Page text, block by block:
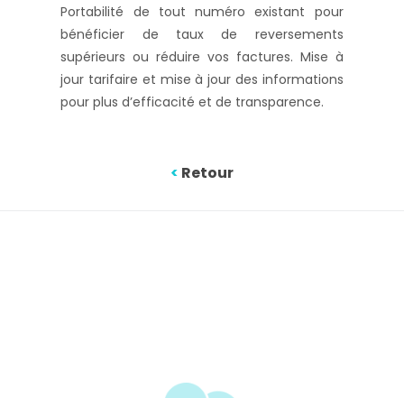
Portabilité de tout numéro existant pour
bénéficier de taux de reversements
supérieurs ou réduire vos factures. Mise à
jour tarifaire et mise à jour des informations
pour plus d’efficacité et de transparence.
< Retour